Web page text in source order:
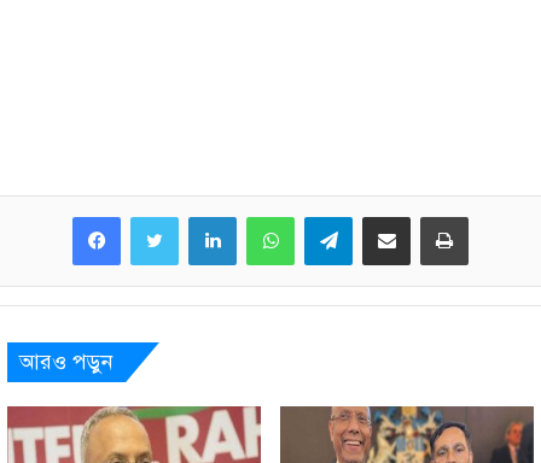
LinkedInWhatsAppTelegramShare via Email Print
আরও পড়ুন